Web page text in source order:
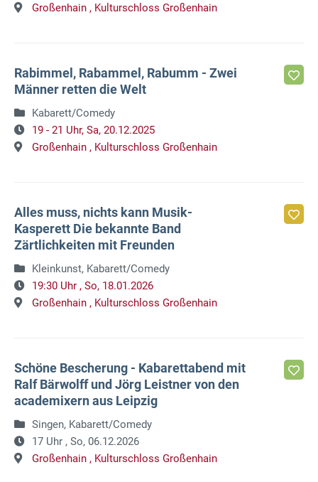
Großenhain , Kulturschloss Großenhain
Rabimmel, Rabammel, Rabumm - Zwei
Männer retten die Welt
Kabarett/Comedy
19 - 21 Uhr, Sa, 20.12.2025
Großenhain , Kulturschloss Großenhain
Alles muss, nichts kann Musik-
Kasperett Die bekannte Band
Zärtlichkeiten mit Freunden
Kleinkunst, Kabarett/Comedy
19:30 Uhr , So, 18.01.2026
Großenhain , Kulturschloss Großenhain
Schöne Bescherung - Kabarettabend mit
Ralf Bärwolff und Jörg Leistner von den
academixern aus Leipzig
Singen, Kabarett/Comedy
17 Uhr , So, 06.12.2026
Großenhain , Kulturschloss Großenhain